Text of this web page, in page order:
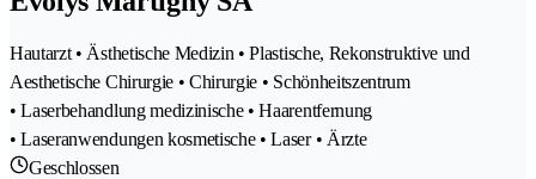
Hautarzt • Ästhetische Medizin • Plastische, Rekonstruktive und
Aesthetische Chirurgie • Chirurgie • Schönheitszentrum
• Laserbehandlung medizinische • Haarentfernung
• Laseranwendungen kosmetische • Laser • Ärzte
Geschlossen